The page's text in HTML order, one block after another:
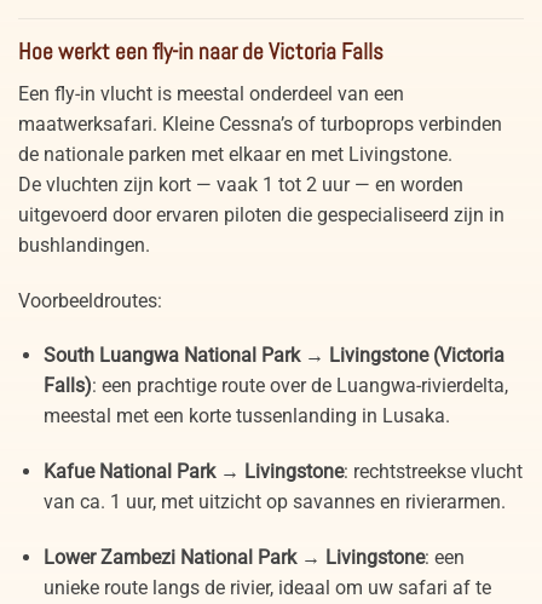
Hoe werkt een fly-in naar de Victoria Falls
Een fly-in vlucht is meestal onderdeel van een
maatwerksafari. Kleine Cessna’s of turboprops verbinden
de nationale parken met elkaar en met Livingstone.
De vluchten zijn kort — vaak 1 tot 2 uur — en worden
uitgevoerd door ervaren piloten die gespecialiseerd zijn in
bushlandingen.
Voorbeeldroutes:
South Luangwa National Park → Livingstone (Victoria
Falls): een prachtige route over de Luangwa-rivierdelta,
meestal met een korte tussenlanding in Lusaka.
Kafue National Park → Livingstone: rechtstreekse vlucht
van ca. 1 uur, met uitzicht op savannes en rivierarmen.
Lower Zambezi National Park → Livingstone: een
unieke route langs de rivier, ideaal om uw safari af te